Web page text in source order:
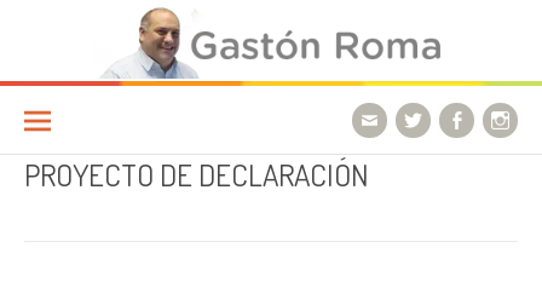
Ir a la página
PROYECTO DE DECLARACIÓN